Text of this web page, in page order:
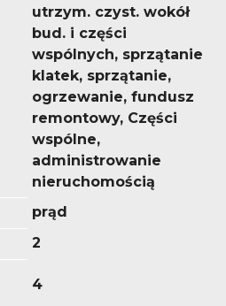
utrzym. czyst. wokół
bud. i części
wspólnych, sprzątanie
klatek, sprzątanie,
ogrzewanie, fundusz
remontowy, Części
wspólne,
administrowanie
nieruchomością
prąd
2
4